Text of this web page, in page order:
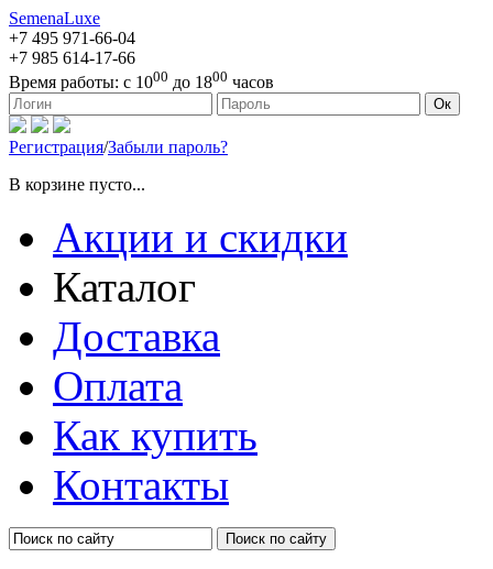
SemenaLuxe
+7 495 971-66-04
+7 985 614-17-66
Время работы: с 1000 до 1800 часов
127473, г. Москва, ул. Краснопролетарская, д. 16, стр. 1 Ок
Регистрация/Забыли пароль?
В корзине пусто...
Акции и скидки
Каталог
Доставка
Оплата
Как купить
Контакты
Поиск по сайту